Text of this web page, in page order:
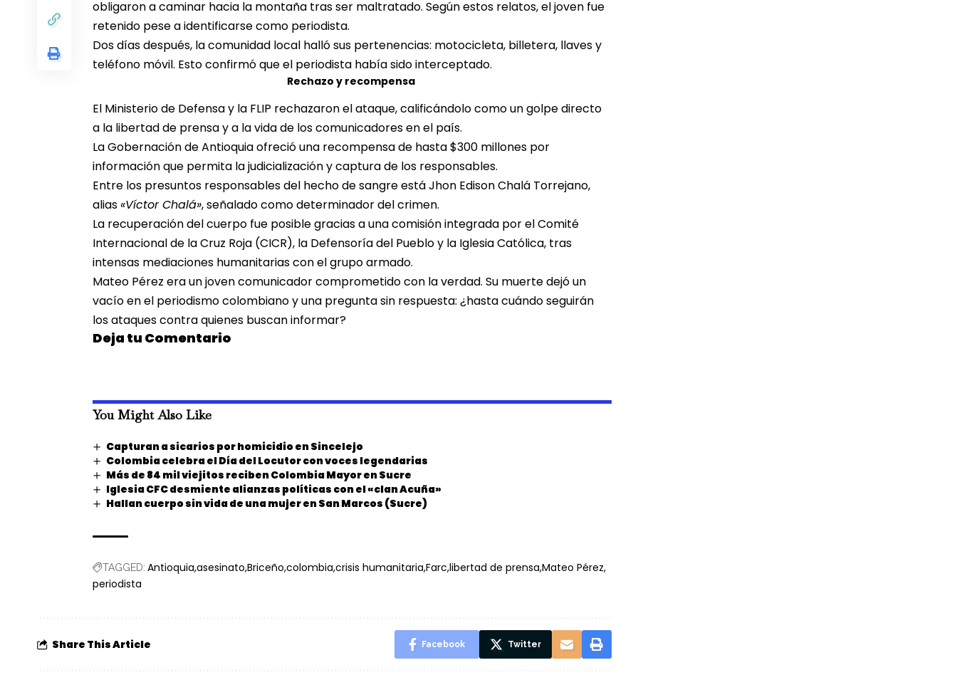
obligaron a caminar hacia la montaña tras ser maltratado. Según estos relatos, el joven fue
retenido pese a identificarse como periodista.
Dos días después, la comunidad local halló sus pertenencias: motocicleta, billetera, llaves y
teléfono móvil. Esto confirmó que el periodista había sido interceptado.
Rechazo y recompensa
El Ministerio de Defensa y la FLIP rechazaron el ataque, calificándolo como un golpe directo
a la libertad de prensa y a la vida de los comunicadores en el país.
La Gobernación de Antioquia ofreció una recompensa de hasta $300 millones por
información que permita la judicialización y captura de los responsables.
Entre los presuntos responsables del hecho de sangre está Jhon Edison Chalá Torrejano,
alias«Víctor Chalá», señalado como determinador del crimen.
La recuperación del cuerpo fue posible gracias a una comisión integrada por el Comité
Internacional de la Cruz Roja (CICR), la Defensoría del Pueblo y la Iglesia Católica, tras
intensas mediaciones humanitarias con el grupo armado.
Mateo Pérez era un joven comunicador comprometido con la verdad. Su muerte dejó un
vacío en el periodismo colombiano y una pregunta sin respuesta: ¿hasta cuándo seguirán
los ataques contra quienes buscan informar?
Deja tu Comentario
You Might Also Like
Capturan a sicarios por homicidio en Sincelejo
Colombia celebra el Día del Locutor con voces legendarias
Más de 84 mil viejitos reciben Colombia Mayor en Sucre
Iglesia CFC desmiente alianzas políticas con el «clan Acuña»
Hallan cuerpo sin vida de una mujer en San Marcos (Sucre)
TAGGED: Antioquia asesinato Briceño colombia crisis humanitaria Farc libertad de prensa Mateo Pérez
periodista
Share This Article Facebook Twitter